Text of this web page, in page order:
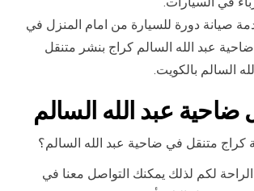
صيانة دورة للسيارة من امام المنزل في
عبد الله السالم كراج بنشر متنقل
السالم بالكويت.
ضاحية عبد الله السالم
متنقل في ضاحية عبد الله السالم؟
لكم لذلك يمكنك التواصل معنا في